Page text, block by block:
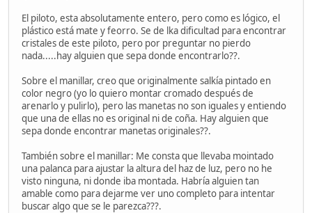
El piloto, esta absolutamente entero, pero como es lógico, el
plástico está mate y feorro. Se de lka dificultad para encontrar
cristales de este piloto, pero por preguntar no pierdo
nada.....hay alguien que sepa donde encontrarlo??.
Sobre el manillar, creo que originalmente salkía pintado en
color negro (yo lo quiero montar cromado después de
arenarlo y pulirlo), pero las manetas no son iguales y entiendo
que una de ellas no es original ni de coña. Hay alguien que
sepa donde encontrar manetas originales??.
También sobre el manillar: Me consta que llevaba mointado
una palanca para ajustar la altura del haz de luz, pero no he
visto ninguna, ni donde iba montada. Habría alguien tan
amable como para dejarme ver uno completo para intentar
buscar algo que se le parezca???.